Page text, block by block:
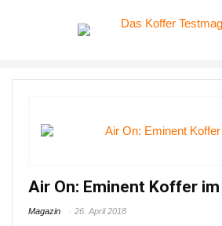
Air On: Eminent Koffer
Magazin 26. April 2018